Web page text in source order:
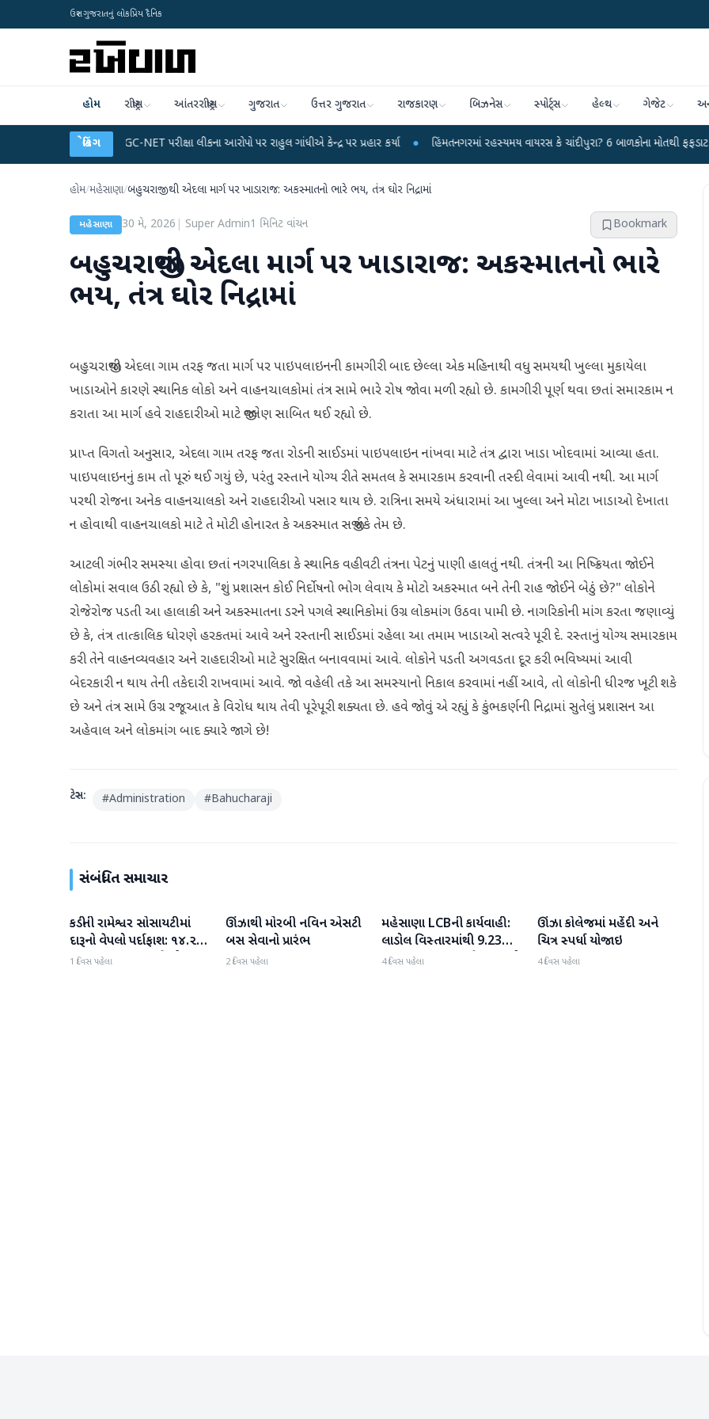
ઉત્તર ગુજરાતનું લોકપ્રિય દૈનિક
હોમ રાષ્ટ્રીય આંતરરાષ્ટ્રીય ગુજરાત ઉત્તર ગુજરાત રાજકારણ બિઝનેસ સ્પોર્ટ્સ હેલ્થ ગેજેટ
બ્રેકિંગ
UGC-NET પરીક્ષા લીકના આરોપો પર રાહુલ ગાંધીએ કેન્દ્ર પર પ્રહાર કર્યા ● હિંમતનગરમાં રહસ્યમય વાયરસ કે ચાંદીપુરા? 6 બાળકોના મોતથી ફફડાટ ●
હોમ/મહેસાણા/બહુચરાજીથી એદલા માર્ગ પર ખાડારાજ: અકસ્માતનો ભારે ભય, તંત્ર ઘોર નિદ્રામાં
મહેસાણા 30 મે, 2026 Super Admin1 મિનિટ વાંચન Bookmark
બહુચરાજીથી એદલા માર્ગ પર ખાડારાજ: અકસ્માતનો ભારે
ભય, તંત્ર ઘોર નિદ્રામાં
બહુચરાજીથી એદલા ગામ તરફ જતા માર્ગ પર પાઇપલાઇનની કામગીરી બાદ છેલ્લા એક મહિનાથી વધુ સમયથી ખુલ્લા મુકાયેલા
ખાડાઓને કારણે સ્થાનિક લોકો અને વાહનચાલકોમાં તંત્ર સામે ભારે રોષ જોવા મળી રહ્યો છે. કામગીરી પૂર્ણ થવા છતાં સમારકામ ન
કરાતા આ માર્ગ હવે રાહદારીઓ માટે જીવલેણ સાબિત થઈ રહ્યો છે.
પ્રાપ્ત વિગતો અનુસાર, એદલા ગામ તરફ જતા રોડની સાઈડમાં પાઇપલાઇન નાંખવા માટે તંત્ર દ્વારા ખાડા ખોદવામાં આવ્યા હતા.
પાઇપલાઇનનું કામ તો પૂરું થઈ ગયું છે, પરંતુ રસ્તાને યોગ્ય રીતે સમતલ કે સમારકામ કરવાની તસ્દી લેવામાં આવી નથી. આ માર્ગ
પરથી રોજના અનેક વાહનચાલકો અને રાહદારીઓ પસાર થાય છે. રાત્રિના સમયે અંધારામાં આ ખુલ્લા અને મોટા ખાડાઓ દેખાતા
ન હોવાથી વાહનચાલકો માટે તે મોટી હોનારત કે અકસ્માત સર્જી શકે તેમ છે.
આટલી ગંભીર સમસ્યા હોવા છતાં નગરપાલિકા કે સ્થાનિક વહીવટી તંત્રના પેટનું પાણી હાલતું નથી. તંત્રની આ નિષ્ક્રિયતા જોઈને
લોકોમાં સવાલ ઉઠી રહ્યો છે કે, "શું પ્રશાસન કોઈ નિર્દોષનો ભોગ લેવાય કે મોટો અકસ્માત બને તેની રાહ જોઈને બેઠું છે?" લોકોને
રોજેરોજ પડતી આ હાલાકી અને અકસ્માતના ડરને પગલે સ્થાનિકોમાં ઉગ્ર લોકમાંગ ઉઠવા પામી છે. નાગરિકોની માંગ કરતા જણાવ્યું
છે કે, તંત્ર તાત્કાલિક ધોરણે હરકતમાં આવે અને રસ્તાની સાઈડમાં રહેલા આ તમામ ખાડાઓ સત્વરે પૂરી દે. રસ્તાનું યોગ્ય સમારકામ
કરી તેને વાહનવ્યવહાર અને રાહદારીઓ માટે સુરક્ષિત બનાવવામાં આવે. લોકોને પડતી અગવડતા દૂર કરી ભવિષ્યમાં આવી
બેદરકારી ન થાય તેની તકેદારી રાખવામાં આવે. જો વહેલી તકે આ સમસ્યાનો નિકાલ કરવામાં નહીં આવે, તો લોકોની ધીરજ ખૂટી શકે
છે અને તંત્ર સામે ઉગ્ર રજૂઆત કે વિરોધ થાય તેવી પૂરેપૂરી શક્યતા છે. હવે જોવું એ રહ્યું કે કુંભકર્ણની નિદ્રામાં સુતેલું પ્રશાસન આ
અહેવાલ અને લોકમાંગ બાદ ક્યારે જાગે છે!
ટેગ્સ: #Administration #Bahucharaji
સંબંધિત સમાચાર
મહેસાણા
કડીની રામેશ્વર સોસાયટીમાં
દારૂનો વેપલો પર્દાફાશ: ૧૪.૨૨
લાખના મુદ્દામાલ સાથે એક
1 દિવસ પહેલા
મહેસાણા
ઊંઝાથી મોરબી નવિન એસટી
બસ સેવાનો પ્રારંભ
2 દિવસ પહેલા
મહેસાણા
મહેસાણા LCBની કાર્યવાહી:
લાડોલ વિસ્તારમાંથી 9.23
લાખના મુદ્દામાલ સાથે 2 શખ્સો
4 દિવસ પહેલા
મહેસાણા
ઊંઝા કોલેજમાં મહેંદી અને
ચિત્ર સ્પર્ધા યોજાઇ
4 દિવસ પહેલા